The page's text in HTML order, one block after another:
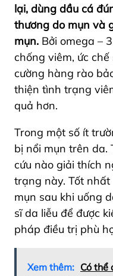
lại, dùng dầu cá
thương do mụn và
mụn. Bởi omega –
chống viêm, ức
cường hàng rào
thiện tình trạng
quả hơn.
Trong một số ít
bị nổi mụn trên da.
cứu nào giải thích
trạng này. Tốt
mụn sau khi uống
sĩ da liễu để được
pháp điều trị phù
Xem thêm: Có thể